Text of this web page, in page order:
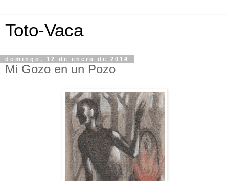
Toto-Vaca
domingo, 12 de enero de 2014
Mi Gozo en un Pozo